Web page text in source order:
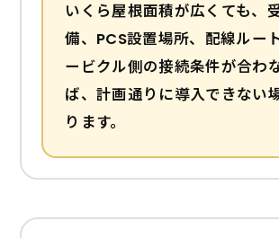
いくら屋根面積が広くても、
備、PCS設置場所、配線ルー
ービクル側の接続条件が合わ
ば、計画通りに導入できない
ります。